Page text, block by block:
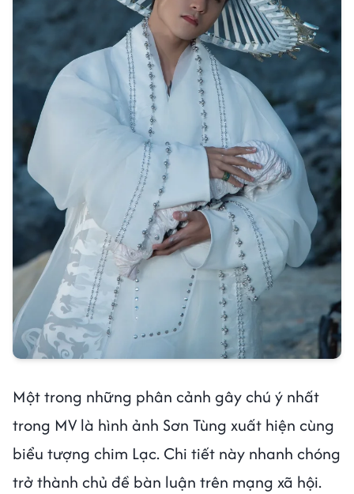
Một trong những phân cảnh gây chú ý nhất
trong MV là hình ảnh Sơn Tùng xuất hiện cùng
biểu tượng chim Lạc. Chi tiết này nhanh chóng
trở thành chủ đề bàn luận trên mạng xã hội.